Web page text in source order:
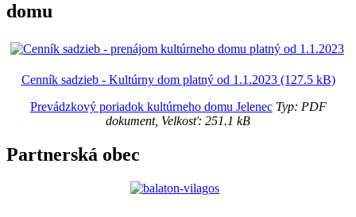
domu
Cenník sadzieb - Kultúrny dom platný od 1.1.2023 (127.5 kB)
Prevádzkový poriadok kultúrneho domu JelenecTyp: PDF
dokument, Velkosť: 251.1 kB
Partnerská obec